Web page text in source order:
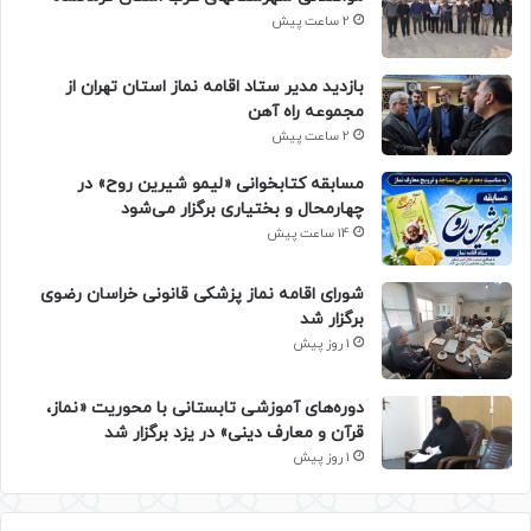
2 ساعت پیش
بازدید مدیر ستاد اقامه نماز استان تهران از
مجموعه راه آهن
2 ساعت پیش
مسابقه کتابخوانی «لیمو شیرین روح» در
چهارمحال و بختیاری برگزار می‌شود
14 ساعت پیش
شورای اقامه نماز پزشکی قانونی خراسان رضوی
برگزار شد
1 روز پیش
دوره‌های آموزشی تابستانی با محوریت «نماز،
قرآن و معارف دینی» در یزد برگزار شد
1 روز پیش